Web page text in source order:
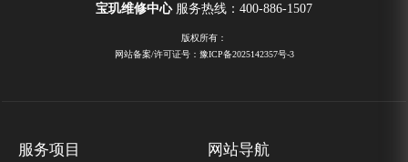
宝玑维修中心 服务热线： 400-886-1507
版权所有：
网站备案/许可证号：豫ICP备2025142357号-3
服务项目 网站导航